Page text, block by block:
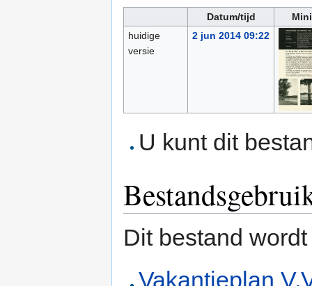
Datum/tijd
huidige
versie
2 jun 2014 09:22
U kunt dit
Dit bestand
Vakantieplan